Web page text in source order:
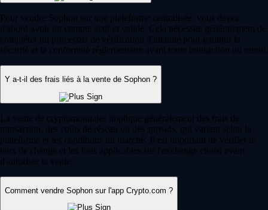
Pour vendre Sophon sur une plateforme centralisée, vous devez
d'abord avoir un compte actif et validé. Cela nécessite généralement de
compléter un processus de vérification d'identité pour garantir la
sécurité et la conformité réglementaire avant toute transaction ou retrait.
Y a-t-il des frais liés à la vente de Sophon ?
La vente de cryptomonnaies implique généralement des frais de
transaction, des coûts de réseau ou des spreads, qui varient selon la
plateforme et les conditions du marché. Il est important de vérifier le
taux de change et les frais applicables sur l'exchange choisi avant
d'autoriser la vente.
Comment vendre Sophon sur l'app Crypto.com ?